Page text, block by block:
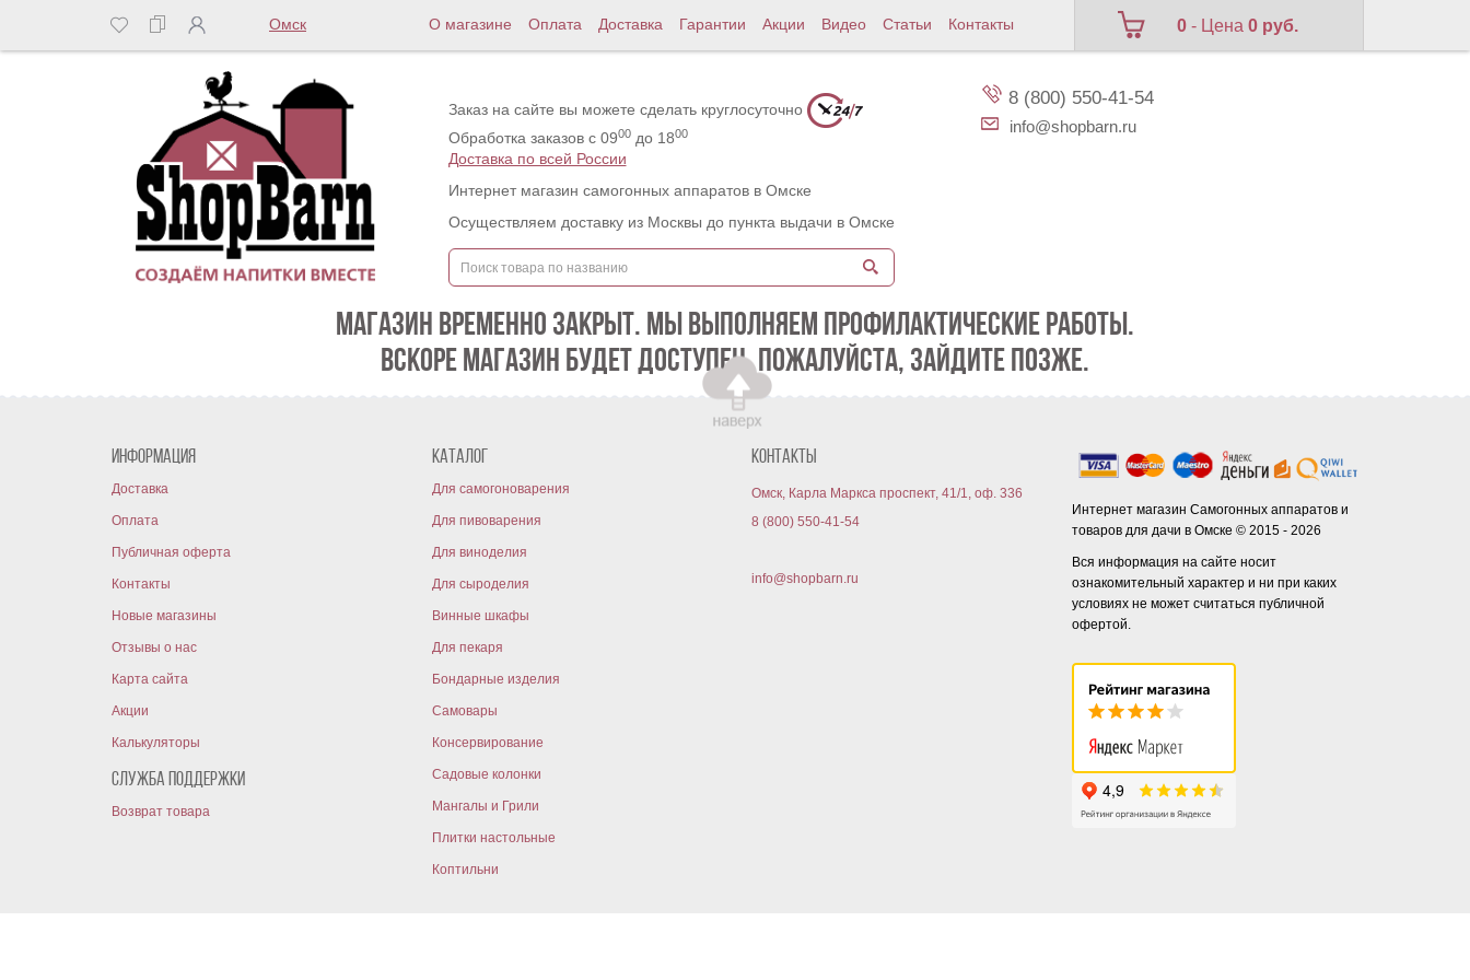
Омск О магазине Оплата Доставка Гарантии Акции Видео Статьи Контакты 0 - Цена0 руб.
Заказ на сайте вы можете сделать круглосуточно
Обработка заказов с 0900до 1800
Доставка по всей России
Интернет магазин самогонных аппаратов в Омске
Осуществляем доставку из Москвы до пункта выдачи в Омске
8 (800) 550-41-54
info@shopbarn.ru
МАГАЗИН ВРЕМЕННО ЗАКРЫТ. МЫ ВЫПОЛНЯЕМ ПРОФИЛАКТИЧЕСКИЕ РАБОТЫ.
ВСКОРЕ МАГАЗИН БУДЕТ ДОСТУПЕН. ПОЖАЛУЙСТА, ЗАЙДИТЕ ПОЗЖЕ.
Информация
Доставка
Оплата
Публичная оферта
Контакты
Новые магазины
Отзывы о нас
Карта сайта
Акции
Калькуляторы
Служба поддержки
Возврат товара
Каталог
Для самогоноварения
Для пивоварения
Для виноделия
Для сыроделия
Винные шкафы
Для пекаря
Бондарные изделия
Самовары
Консервирование
Садовые колонки
Мангалы и Грили
Плитки настольные
Коптильни
Контакты
Омск, Карла Маркса проспект, 41/1, оф. 336
8 (800) 550-41-54
info@shopbarn.ru
Интернет магазин Самогонных аппаратов и
товаров для дачи в Омске © 2015 - 2026
Вся информация на сайте носит
ознакомительный характер и ни при каких
условиях не может считаться публичной
офертой.